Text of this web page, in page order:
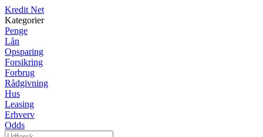
Kredit Net
Kategorier
Penge
Lån
Opsparing
Forsikring
Forbrug
Rådgivning
Hus
Leasing
Erhverv
Odds